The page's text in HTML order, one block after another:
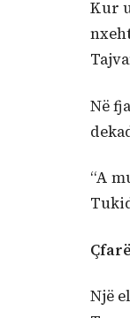
Kur
Në
“A
Një